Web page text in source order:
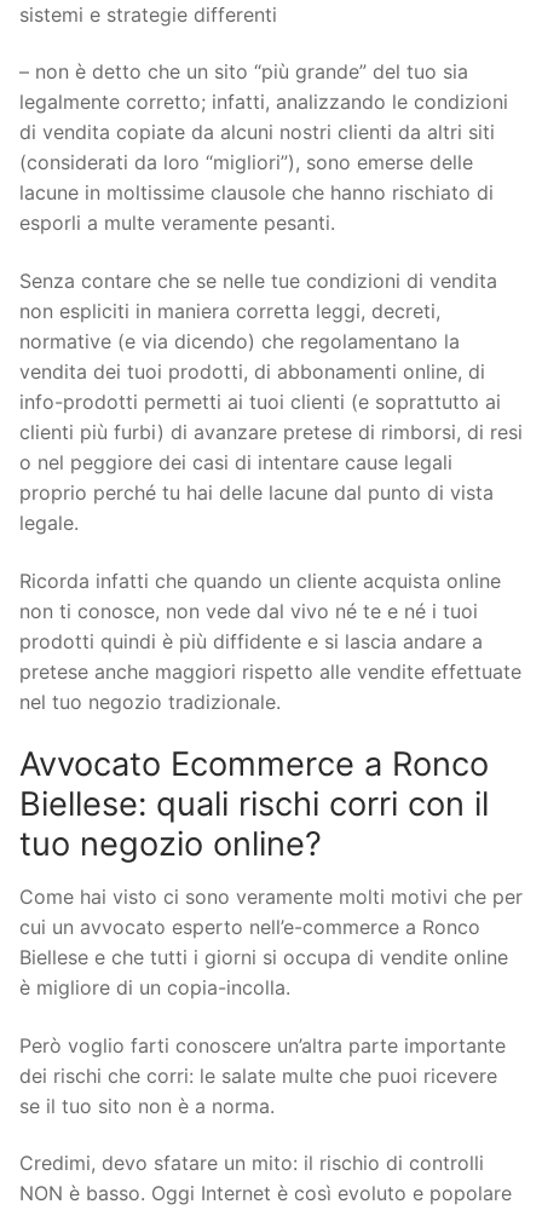
sistemi e strategie differenti
– non è detto che un sito “più grande” del tuo sia
legalmente corretto; infatti, analizzando le condizioni
di vendita copiate da alcuni nostri clienti da altri siti
(considerati da loro “migliori”), sono emerse delle
lacune in moltissime clausole che hanno rischiato di
esporli a multe veramente pesanti.
Senza contare che se nelle tue condizioni di vendita
non espliciti in maniera corretta leggi, decreti,
normative (e via dicendo) che regolamentano la
vendita dei tuoi prodotti, di abbonamenti online, di
info-prodotti permetti ai tuoi clienti (e soprattutto ai
clienti più furbi) di avanzare pretese di rimborsi, di resi
o nel peggiore dei casi di intentare cause legali
proprio perché tu hai delle lacune dal punto di vista
legale.
Ricorda infatti che quando un cliente acquista online
non ti conosce, non vede dal vivo né te e né i tuoi
prodotti quindi è più diffidente e si lascia andare a
pretese anche maggiori rispetto alle vendite effettuate
nel tuo negozio tradizionale.
Avvocato Ecommerce a Ronco
Biellese: quali rischi corri con il
tuo negozio online?
Come hai visto ci sono veramente molti motivi che per
cui un avvocato esperto nell’e-commerce a Ronco
Biellese e che tutti i giorni si occupa di vendite online
è migliore di un copia-incolla.
Però voglio farti conoscere un’altra parte importante
dei rischi che corri: le salate multe che puoi ricevere
se il tuo sito non è a norma.
Credimi, devo sfatare un mito: il rischio di controlli
NON è basso. Oggi Internet è così evoluto e popolare